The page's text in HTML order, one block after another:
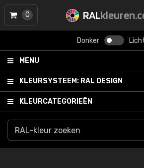
RAL
Donker
MENU
KLEURSYSTEEM: RAL DESIGN
KLEURCATEGORIEËN
0